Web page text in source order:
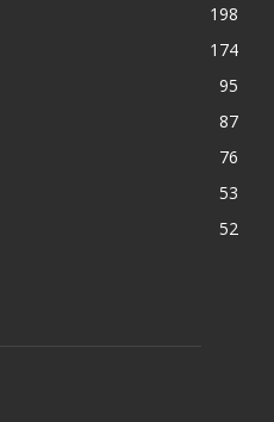
198
174
95
87
76
53
52